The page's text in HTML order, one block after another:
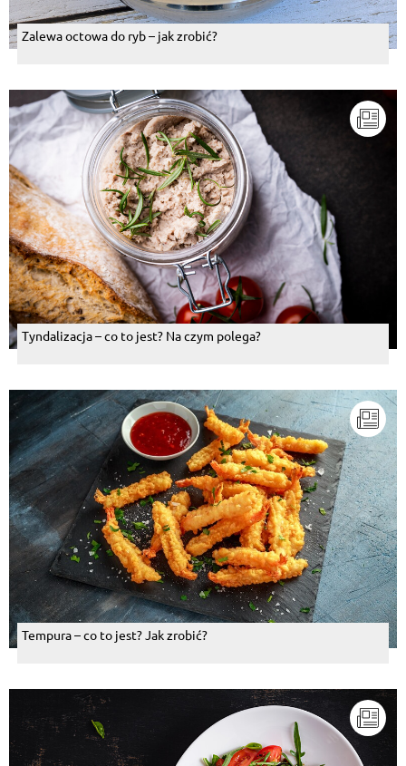
Zalewa octowa do ryb – jak zrobić?
Tyndalizacja – co to jest? Na czym polega?
Tempura – co to jest? Jak zrobić?